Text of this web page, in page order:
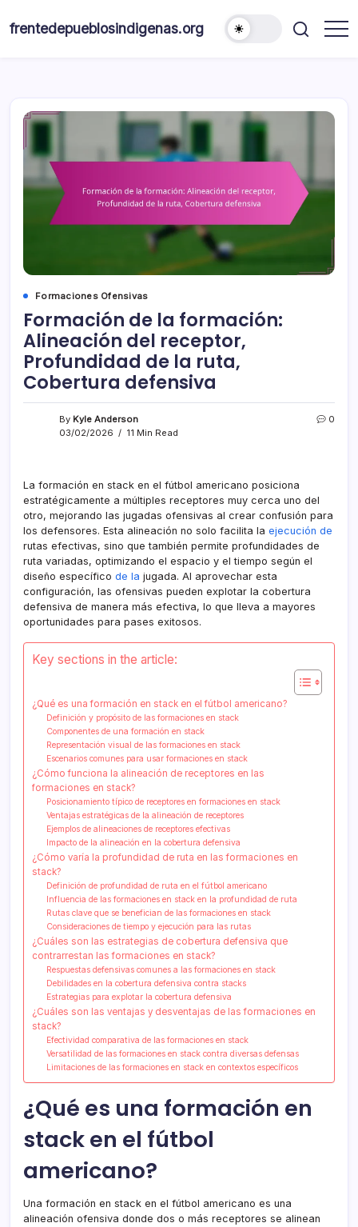
tofrentedepueblosindigenas.org
Formaciones Ofensivas
Formación de la formación:
Alineación del receptor,
Profundidad de la ruta,
Cobertura defensiva
By Kyle Anderson
03/02/2026
11 Min Read
0
La formación en stack en el fútbol americano posiciona
estratégicamente a múltiples receptores muy cerca uno del
otro, mejorando las jugadas ofensivas al crear confusión para
los defensores. Esta alineación no solo facilita la ejecución de
rutas efectivas, sino que también permite profundidades de
ruta variadas, optimizando el espacio y el tiempo según el
diseño específico de la jugada. Al aprovechar esta
configuración, las ofensivas pueden explotar la cobertura
defensiva de manera más efectiva, lo que lleva a mayores
oportunidades para pases exitosos.
Key sections in the article:
¿Qué es una formación en stack en el fútbol americano?
Definición y propósito de las formaciones en stack
Componentes de una formación en stack
Representación visual de las formaciones en stack
Escenarios comunes para usar formaciones en stack
¿Cómo funciona la alineación de receptores en las
formaciones en stack?
Posicionamiento típico de receptores en formaciones en stack
Ventajas estratégicas de la alineación de receptores
Ejemplos de alineaciones de receptores efectivas
Impacto de la alineación en la cobertura defensiva
¿Cómo varía la profundidad de ruta en las formaciones en
stack?
Definición de profundidad de ruta en el fútbol americano
Influencia de las formaciones en stack en la profundidad de ruta
Rutas clave que se benefician de las formaciones en stack
Consideraciones de tiempo y ejecución para las rutas
¿Cuáles son las estrategias de cobertura defensiva que
contrarrestan las formaciones en stack?
Respuestas defensivas comunes a las formaciones en stack
Debilidades en la cobertura defensiva contra stacks
Estrategias para explotar la cobertura defensiva
¿Cuáles son las ventajas y desventajas de las formaciones en
stack?
Efectividad comparativa de las formaciones en stack
Versatilidad de las formaciones en stack contra diversas defensas
Limitaciones de las formaciones en stack en contextos específicos
¿Qué es una formación en
stack en el fútbol
americano?
Una formación en stack en el fútbol americano es una
alineación ofensiva donde dos o más receptores se alinean